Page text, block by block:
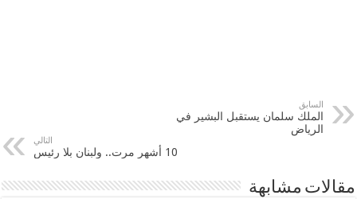
السابق
الملك سلمان يستقبل البشير في
الرياض
التالي
10 أشهر مرت.. ولبنان بلا رئيس
مقالات مشابهة